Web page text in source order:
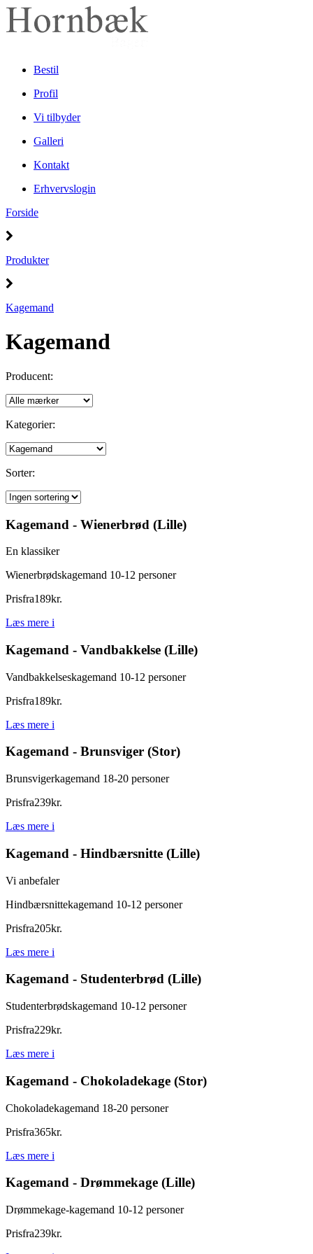
Bestil
Profil
Vi tilbyder
Galleri
Kontakt
Erhvervslogin
Forside
Produkter
Kagemand
Kagemand
Producent:
Kategorier:
Sorter:
Kagemand - Wienerbrød (Lille)
En klassiker
Wienerbrødskagemand 10-12 personer
Prisfra189kr.
Læs mere i
Kagemand - Vandbakkelse (Lille)
Vandbakkelseskagemand 10-12 personer
Prisfra189kr.
Læs mere i
Kagemand - Brunsviger (Stor)
Brunsvigerkagemand 18-20 personer
Prisfra239kr.
Læs mere i
Kagemand - Hindbærsnitte (Lille)
Vi anbefaler
Hindbærsnittekagemand 10-12 personer
Prisfra205kr.
Læs mere i
Kagemand - Studenterbrød (Lille)
Studenterbrødskagemand 10-12 personer
Prisfra229kr.
Læs mere i
Kagemand - Chokoladekage (Stor)
Chokoladekagemand 18-20 personer
Prisfra365kr.
Læs mere i
Kagemand - Drømmekage (Lille)
Drømmekage-kagemand 10-12 personer
Prisfra239kr.